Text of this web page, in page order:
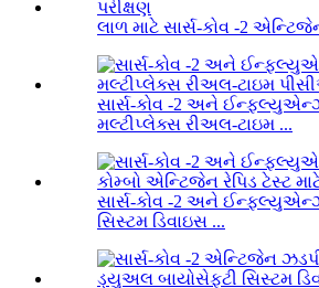
લાળ માટે સાર્સ-કોવ -2
સાર્સ-કોવ -2 અને
મલ્ટીપ્લેક્સ રીઅલ-ટાઇમ ...
સાર્સ-કોવ -2 અને
સિસ્ટમ ડિવાઇસ ...